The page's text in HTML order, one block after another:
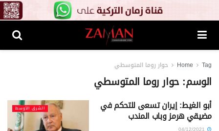
Home Tag حوار روما المتوسطي
الوسم:حوار روما المتوسطي
الشرق الأوسط أبو الغيط: إيران تسعى للتحكم في
مضيقي هرمز وباب المندب